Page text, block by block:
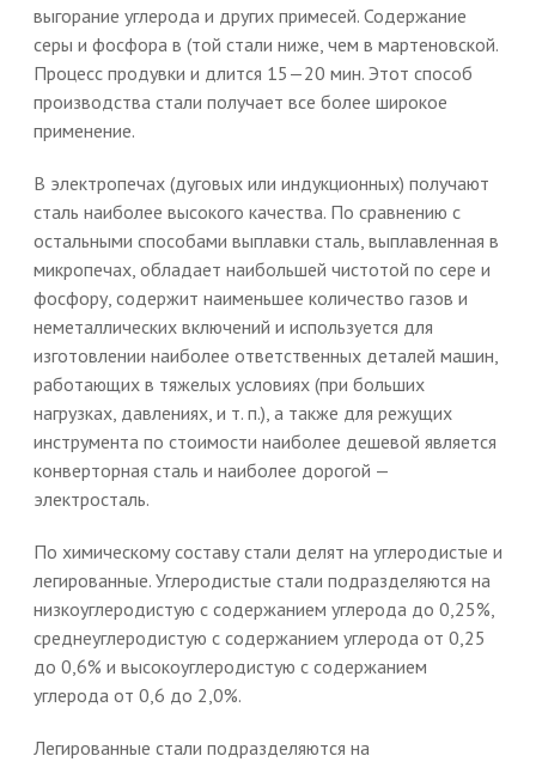
выгорание углерода и других примесей. Содержание
серы и фосфора в (той стали ниже, чем в мартеновской.
Процесс продувки и длится 15—20 мин. Этот способ
производства стали получает все более широкое
применение.
В электропечах (дуговых или индукционных) получают
сталь наиболее высокого качества. По сравнению с
остальными способами выплавки сталь, выплавленная в
микропечах, обладает наибольшей чистотой по сере и
фосфору, содержит наименьшее количество газов и
неметаллических включений и используется для
изготовлении наиболее ответственных деталей машин,
работающих в тяжелых условиях (при больших
нагрузках, давлениях, и т. п.), а также для режущих
инструмента по стоимости наиболее дешевой является
конверторная сталь и наиболее дорогой —
электросталь.
По химическому составу стали делят на углеродистые и
легированные. Углеродистые стали подразделяются на
низкоуглеродистую с содержанием углерода до 0,25%,
среднеуглеродистую с содержанием углерода от 0,25
до 0,6% и высокоуглеродистую с содержанием
углерода от 0,6 до 2,0%.
Легированные стали подразделяются на